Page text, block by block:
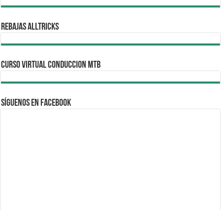
REBAJAS ALLTRICKS
CURSO VIRTUAL CONDUCCION MTB
Síguenos en Facebook